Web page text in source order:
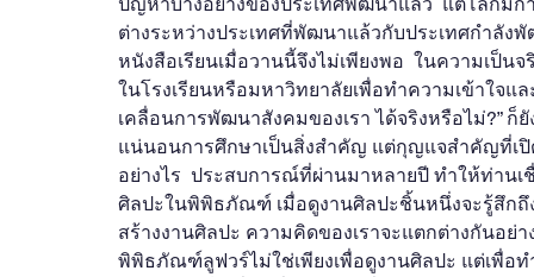
ต่างระหว่างประเทศที่พัฒนาแล้วกับประเทศกำลั
หนังสือเรียนเมื่อวานนี้จึงไม่เพียงพอ  ในความเป็น
ในโรงเรียนหรือมหาวิทยาลัยเพื่อทำความเข้าใจ
เคลื่อนการพัฒนาสังคมของเรา ได้จริงหรือไม่?”
แน่นอนการศึกษาเป็นสิ่งสำคัญ แต่กุญแจสำคัญที่เ
อย่างไร  ประสบการณ์ที่ผ่านมาหลายปี ทำให้ท่าน
ศิลปะในพิพิธภัณฑ์ เมื่อดูงานศิลปะชิ้นหนึ่งจะรู้สึกถึ
สร้างงานศิลปะ ความคิดของเราจะแตกต่างกันอย่
พิพิธภัณฑ์ลูฟวร์ไม่ใช่เพียงเพื่อดูงานศิลปะ แต่เพื่อ